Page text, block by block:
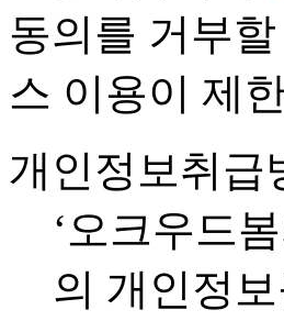
동의를 거부
스 이용이 제
개인정보취급
‘오크우드
의 개인정